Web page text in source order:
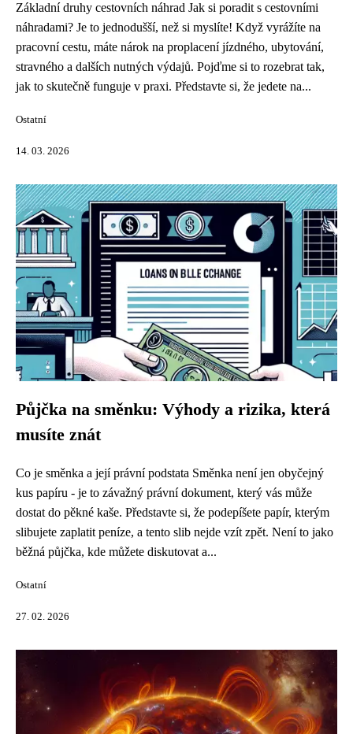
Základní druhy cestovních náhrad Jak si poradit s cestovními
náhradami? Je to jednodušší, než si myslíte! Když vyrážíte na
pracovní cestu, máte nárok na proplacení jízdného, ubytování,
stravného a dalších nutných výdajů. Pojďme si to rozebrat tak,
jak to skutečně funguje v praxi. Představte si, že jedete na...
Ostatní
14. 03. 2026
Půjčka na směnku: Výhody a rizika, která
musíte znát
Co je směnka a její právní podstata Směnka není jen obyčejný
kus papíru - je to závažný právní dokument, který vás může
dostat do pěkné kaše. Představte si, že podepíšete papír, kterým
slibujete zaplatit peníze, a tento slib nejde vzít zpět. Není to jako
běžná půjčka, kde můžete diskutovat a...
Ostatní
27. 02. 2026